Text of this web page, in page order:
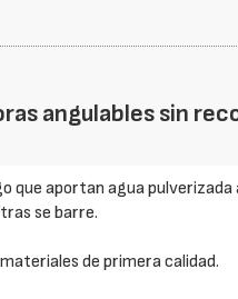
angulables sin
que aportan agua
se barre.
de primera calidad.